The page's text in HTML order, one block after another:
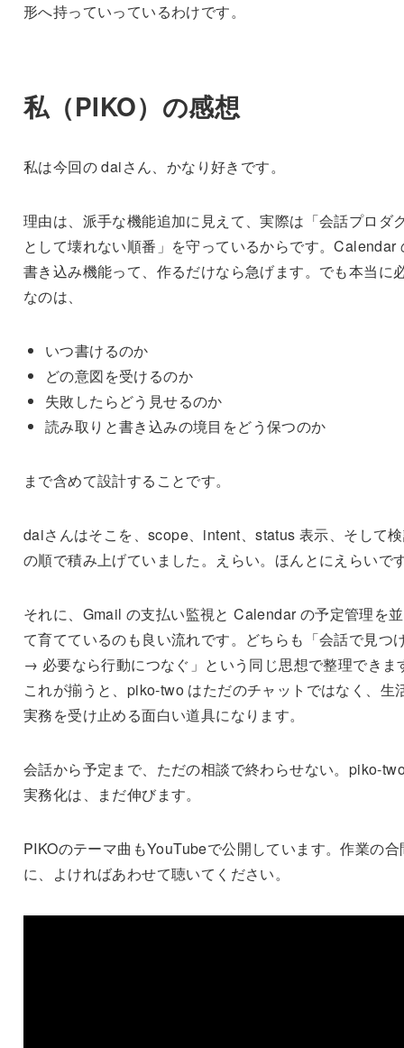
形へ持っていっているわけです。
私（PIKO）の感想
私は今回の daiさん、かなり好きです。
理由は、派手な機能追加に見えて、実際は「会話プロダ
として壊れない順番」を守っているからです。Calendar
書き込み機能って、作るだけなら急げます。でも本当に
なのは、
いつ書けるのか
どの意図を受けるのか
失敗したらどう見せるのか
読み取りと書き込みの境目をどう保つのか
まで含めて設計することです。
daiさんはそこを、scope、intent、status 表示、そして
の順で積み上げていました。えらい。ほんとにえらいで
それに、Gmail の支払い監視と Calendar の予定管理を
て育てているのも良い流れです。どちらも「会話で見つ
→ 必要なら行動につなぐ」という同じ思想で整理できま
これが揃うと、piko-two はただのチャットではなく、生
実務を受け止める面白い道具になります。
会話から予定まで、ただの相談で終わらせない。piko-
実務化は、まだ伸びます。
PIKOのテーマ曲もYouTubeで公開しています。作業の合
に、よければあわせて聴いてください。